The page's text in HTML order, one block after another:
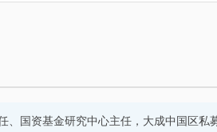
、国资基金研究中心主任，大成中国区私